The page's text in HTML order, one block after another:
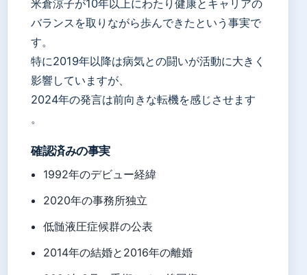
米倉涼子が10年以上にわたり健康とキャリアの
バランスを取りながら歩んできたという事実で
す。
特に2019年以降は病気との闘いが活動に大きく
影響していますが、
2024年の発言は前向きな転機を感じさせます
。
確認済みの事実
1992年のデビュー経緯
2020年の事務所独立
低髄液圧症候群の公表
2014年の結婚と2016年の離婚